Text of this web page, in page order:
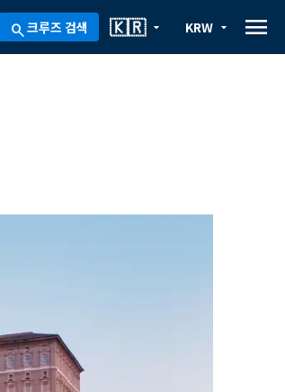
search크루즈 검색 arrow_drop_down
🇰🇷 arrow_drop_down
KRW menu